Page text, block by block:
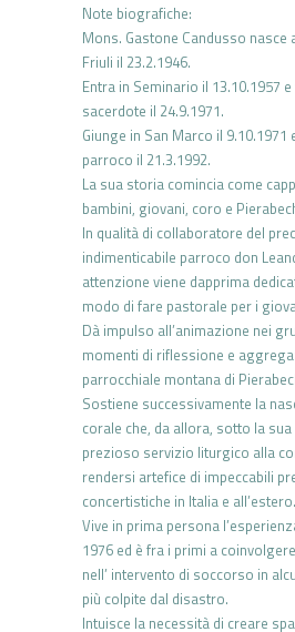
Note biografiche:
Mons. Gastone Candusso nasce
Friuli il 23.2.1946.
Entra in Seminario il 13.10.1957
sacerdote il 24.9.1971.
Giunge in San Marco il 9.10.1971
parroco il 21.3.1992.
La sua storia comincia come
bambini, giovani, coro e
In qualità di collaboratore del
indimenticabile parroco don
attenzione viene dapprima
modo di fare pastorale per i
Dà impulso all’animazione nei
momenti di riflessione e
parrocchiale montana di
Sostiene successivamente la
corale che, da allora, sotto la
prezioso servizio liturgico alla
rendersi artefice di impeccabili
concertistiche in Italia e all’estero.
Vive in prima persona
1976 ed è fra i primi a
nell’ intervento di soccorso in
più colpite dal disastro.
Intuisce la necessità di creare